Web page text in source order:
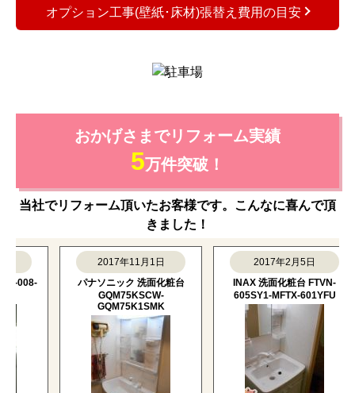
オプション工事(壁紙･床材)張替え費用の目安
おかげさまでリフォーム実績
5万件突破！
当社でリフォーム頂いたお客様です。こんなに喜んで頂
きました！
008-
2017年11月1日
パナソニック 洗面化粧台
GQM75KSCW-
GQM75K1SMK
2017年2月5日
INAX 洗面化粧台 FTVN-
605SY1-MFTX-601YFU